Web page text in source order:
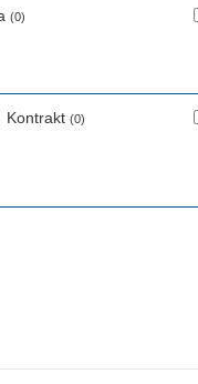
(0)
Kontrakt (0)